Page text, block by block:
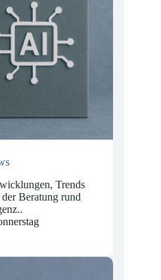
Trends
Beratung rund
.